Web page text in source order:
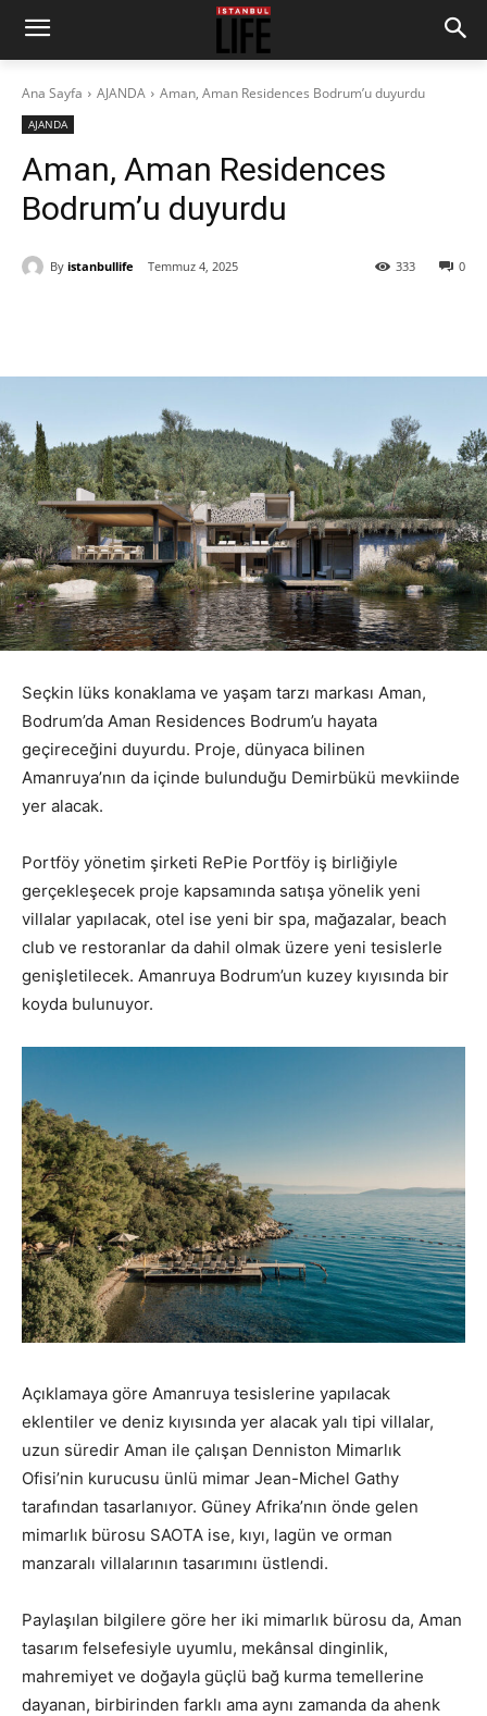
Ana Sayfa AJANDA Aman, Aman Residences Bodrum’u duyurdu
AJANDA
Aman, Aman Residences
Bodrum’u duyurdu
By istanbullife Temmuz 4, 2025 0
333
Seçkin lüks konaklama ve yaşam tarzı markası Aman,
Bodrum’da Aman Residences Bodrum’u hayata
geçireceğini duyurdu. Proje, dünyaca bilinen
Amanruya’nın da içinde bulunduğu Demirbükü mevkiinde
yer alacak.
Portföy yönetim şirketi RePie Portföy iş birliğiyle
gerçekleşecek proje kapsamında satışa yönelik yeni
villalar yapılacak, otel ise yeni bir spa, mağazalar, beach
club ve restoranlar da dahil olmak üzere yeni tesislerle
genişletilecek. Amanruya Bodrum’un kuzey kıyısında bir
koyda bulunuyor.
Açıklamaya göre Amanruya tesislerine yapılacak
eklentiler ve deniz kıyısında yer alacak yalı tipi villalar,
uzun süredir Aman ile çalışan Denniston Mimarlık
Ofisi’nin kurucusu ünlü mimar Jean-Michel Gathy
tarafından tasarlanıyor. Güney Afrika’nın önde gelen
mimarlık bürosu SAOTA ise, kıyı, lagün ve orman
manzaralı villalarının tasarımını üstlendi.
Paylaşılan bilgilere göre her iki mimarlık bürosu da, Aman
tasarım felsefesiyle uyumlu, mekânsal dinginlik,
mahremiyet ve doğayla güçlü bağ kurma temellerine
dayanan, birbirinden farklı ama aynı zamanda da ahenk